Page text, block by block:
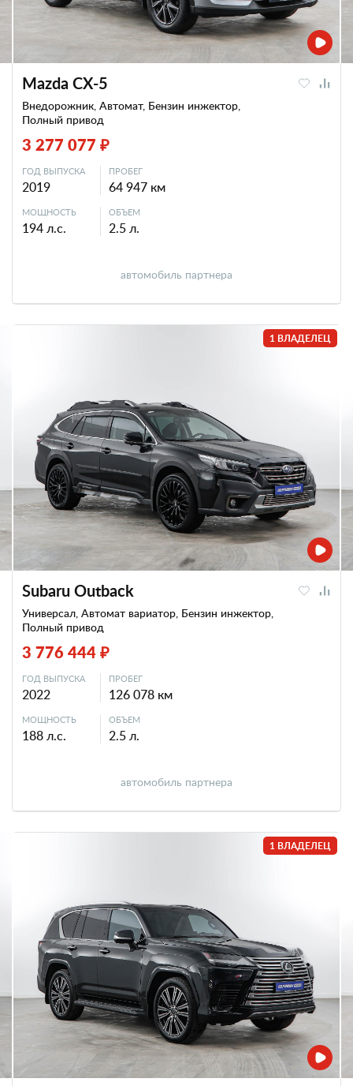
Mazda CX-5
Внедорожник, Автомат, Бензин инжектор,
Полный привод
3 277 077 ₽
ГОД ВЫПУСКА
2019
ПРОБЕГ
64 947 км
МОЩНОСТЬ
194 л.с.
ОБЪЕМ
2.5 л.
автомобиль партнера
1 ВЛАДЕЛЕЦ
Subaru Outback
Универсал, Автомат вариатор, Бензин инжектор,
Полный привод
3 776 444 ₽
ГОД ВЫПУСКА
2022
ПРОБЕГ
126 078 км
МОЩНОСТЬ
188 л.с.
ОБЪЕМ
2.5 л.
автомобиль партнера
1 ВЛАДЕЛЕЦ